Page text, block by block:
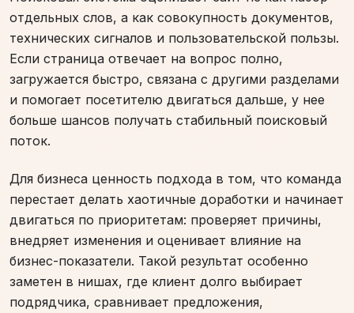
отдельных слов, а как совокупность документов,
технических сигналов и пользовательской пользы.
Если страница отвечает на вопрос полно,
загружается быстро, связана с другими разделами
и помогает посетителю двигаться дальше, у нее
больше шансов получать стабильный поисковый
поток.
Для бизнеса ценность подхода в том, что команда
перестает делать хаотичные доработки и начинает
двигаться по приоритетам: проверяет причины,
внедряет изменения и оценивает влияние на
бизнес-показатели. Такой результат особенно
заметен в нишах, где клиент долго выбирает
подрядчика, сравнивает предложения,